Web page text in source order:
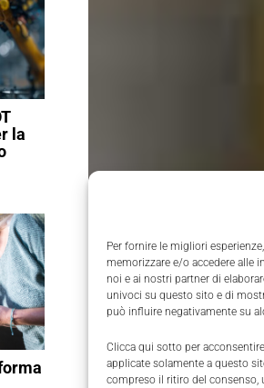
Per fornire le migliori
memorizzare e/o accedere alle
noi e ai nostri partner di
univoci su questo sito e di
può influire negativamente su
Clicca qui sotto per
applicate solamente a questo
compreso il ritiro del consenso,
la